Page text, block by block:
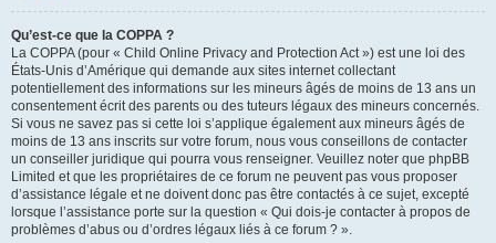
Qu’est-ce que la COPPA ?
La COPPA (pour « Child Online Privacy and Protection Act ») est une loi des
États-Unis d’Amérique qui demande aux sites internet collectant
potentiellement des informations sur les mineurs âgés de moins de 13 ans un
consentement écrit des parents ou des tuteurs légaux des mineurs concernés.
Si vous ne savez pas si cette loi s’applique également aux mineurs âgés de
moins de 13 ans inscrits sur votre forum, nous vous conseillons de contacter
un conseiller juridique qui pourra vous renseigner. Veuillez noter que phpBB
Limited et que les propriétaires de ce forum ne peuvent pas vous proposer
d’assistance légale et ne doivent donc pas être contactés à ce sujet, excepté
lorsque l’assistance porte sur la question « Qui dois-je contacter à propos de
problèmes d’abus ou d’ordres légaux liés à ce forum ? ».